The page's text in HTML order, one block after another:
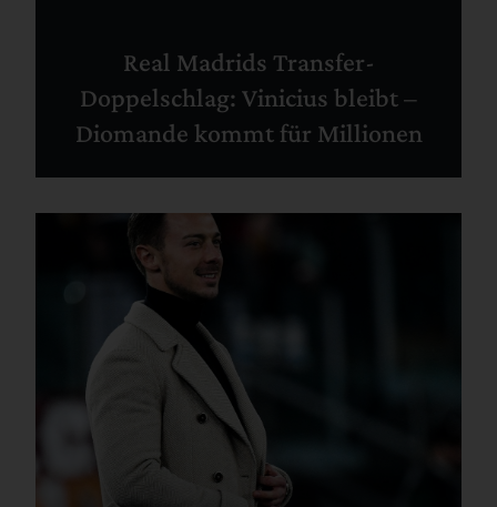
Real Madrids Transfer-
Doppelschlag: Vinicius bleibt –
Diomande kommt für Millionen